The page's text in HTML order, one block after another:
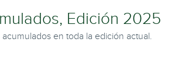
Edición 2025
en toda la edición actual.